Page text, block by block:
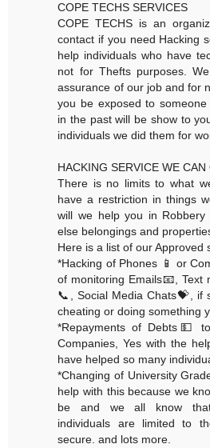
COPE TECHS SERVICES
COPE TECHS is an
contact if you need Hacking
help individuals who have
not for Thefts purposes.
assurance of our job and for
you be exposed to
in the past will be show to
individuals we did them for
HACKING SERVICE WE
There is no limits to what
have a restriction in things
will we help you in Robbery
else belongings and
Here is a list of our Approved
*Hacking of Phones 📱 or
of monitoring Emails📧,
📞, Social Media Chats💝, if
cheating or doing something
*Repayments of Debts💵
Companies, Yes with the
have helped so many
*Changing of University
help with this because we
be and we all know
individuals are limited to
secure. and lots more.